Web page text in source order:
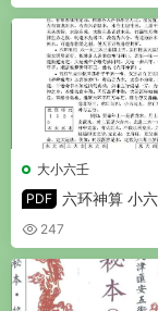
大小六壬
PDF 六环神算 小
DF 23页
247